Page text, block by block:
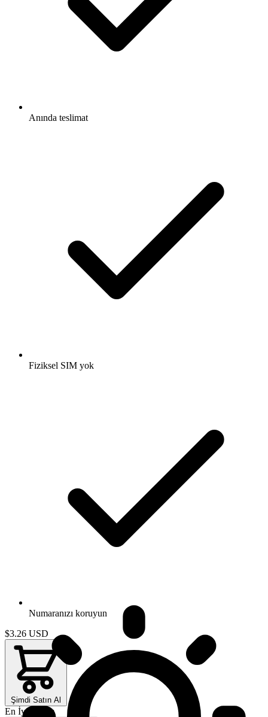
Anında teslimat
Fiziksel SIM yok
Numaranızı koruyun
$3.26 USD
Şimdi Satın Al
En İyi Değer